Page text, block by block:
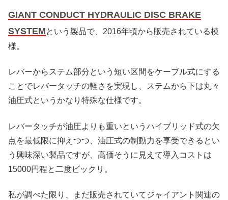
GIANT CONDUCT HYDRAULIC DISC BRAKE
SYSTEMという製品で、2016年頃から販売されている模
様。
レバーからステム部分という短い区間をケーブル式にする
ことでレバータッチの軽さを実現し、ステムから下は丸々
油圧式というかなり特殊な仕様です。
レバータッチが油圧よりも重いというハイブリッド式の欠
点を最低限に抑えつつ、油圧式の制動力を享受できるとい
う興味深い製品ですが、高価そうに見えて導入コストは
15000円程と二度ビックリ。
私が調べた限り、まだ販売されていてジャイアント関連の